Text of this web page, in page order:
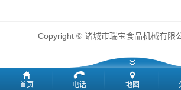
Copyright © 诸城市瑞宝食品机械有限
首页 电话 地图